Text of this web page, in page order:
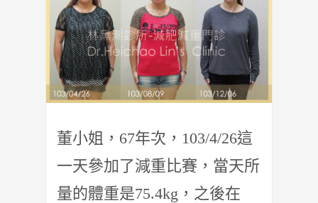
董小姐，67年次，103/4/26這
一天參加了減重比賽，當天所
量的體重是75.4kg，之後在